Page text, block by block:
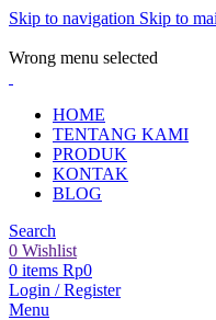
Skip to navigation Skip to
Wrong menu selected
HOME
TENTANG KAMI
PRODUK
KONTAK
BLOG
Search
0 Wishlist
0 items Rp0
Login / Register
Menu